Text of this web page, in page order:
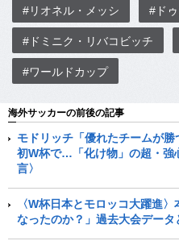
#リオネル・メッシ #ド
#ドミニク・リバコビッチ
#ワールドカップ
海外サッカーの前後の記事
モドリッチ「優れたチームが
初W杯で…「化け物」の超・強
言〉
〈W杯日本とモロッコ大躍進
なったのか？」過去大会デー